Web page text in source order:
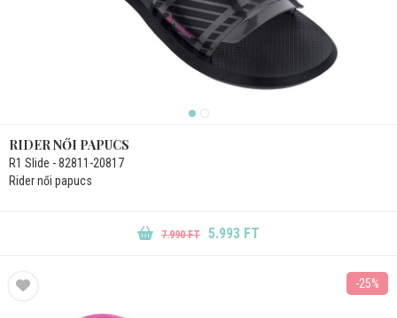
RIDER NŐI PAPUCS
R1 Slide - 82811-20817
Rider női papucs
7.990 FT 5.993 FT
-25%